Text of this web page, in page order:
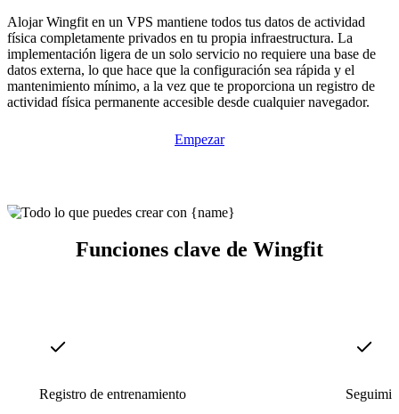
Alojar Wingfit en un VPS mantiene todos tus datos de actividad
física completamente privados en tu propia infraestructura. La
implementación ligera de un solo servicio no requiere una base de
datos externa, lo que hace que la configuración sea rápida y el
mantenimiento mínimo, a la vez que te proporciona un registro de
actividad física permanente accesible desde cualquier navegador.
Empezar
Funciones clave de Wingfit
Registro de entrenamiento